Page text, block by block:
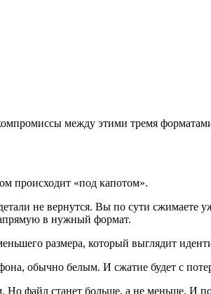
между этими тремя
происходит «под капотом».
не вернутся. Вы по сути сжимаете
в нужный формат.
размера, который выглядит
обычно белым. И сжатие будет с
Но файл станет больше, а не меньше. И